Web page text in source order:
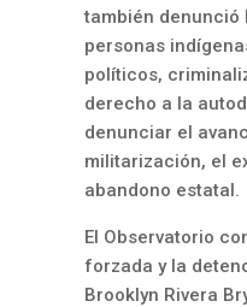
también denunció
personas
políticos,
derecho a la
denunciar el
militarización, el
abandono estatal.
El Observatorio
forzada y la
Brooklyn Rivera